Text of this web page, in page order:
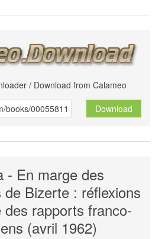
/ Download from Calameo
Download
- En marge des
de Bizerte : réflexions
des rapports franco-
(avril 1962)